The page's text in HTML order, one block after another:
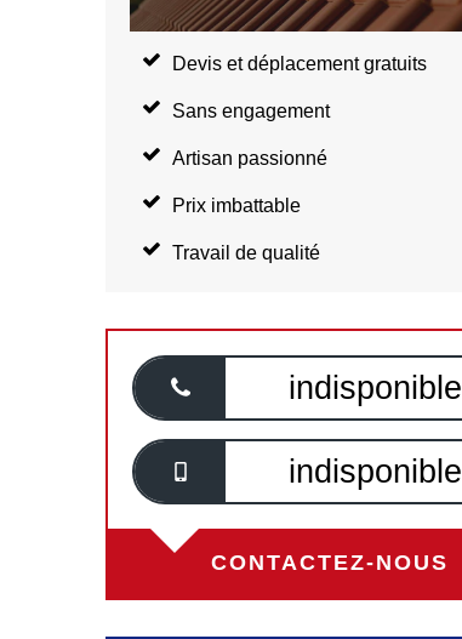
Devis et déplacement gratuits
Sans engagement
Artisan passionné
Prix imbattable
Travail de qualité
indisponible
indisponible
CONTACTEZ-NOUS